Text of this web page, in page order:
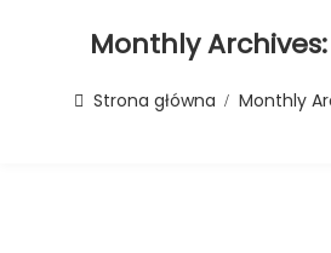
Monthly Archives:
Strona główna Monthly